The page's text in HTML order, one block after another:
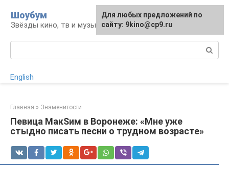
контенту
Шоубум
Звёзды кино, тв и музыки
English
Главная » Знаменитости
Певица МакSим в Воронеже: «Мне уже
стыдно писать песни о трудном возрасте»
Для любых предложений по
сайту: 9kino@cp9.ru